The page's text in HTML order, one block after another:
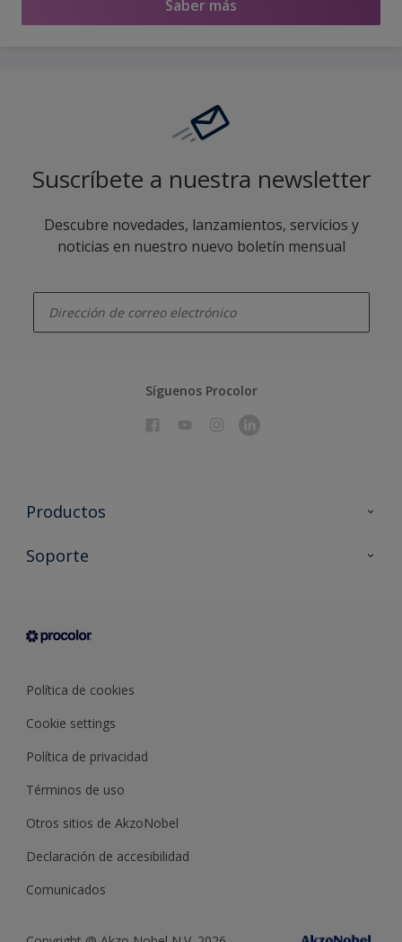
Saber más
Suscríbete a nuestra newsletter
Descubre novedades, lanzamientos, servicios y
noticias en nuestro nuevo boletín mensual
Síguenos Procolor
Productos
Todos los productos
Condiciones generales de venta
Soporte
Sobre Procolor
Política de cookies
Cookie settings
Política de privacidad
Términos de uso
Otros sitios de AkzoNobel
Declaración de accesibilidad
Comunicados